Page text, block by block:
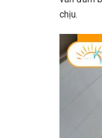
chịu.